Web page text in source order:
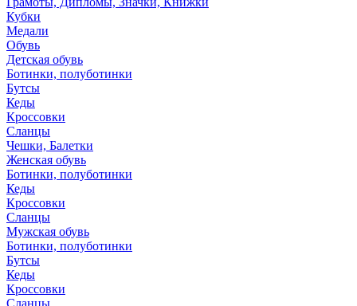
Кубки
Медали
Обувь
Детская обувь
Ботинки, полуботинки
Бутсы
Кеды
Кроссовки
Сланцы
Чешки, Балетки
Женская обувь
Ботинки, полуботинки
Кеды
Кроссовки
Сланцы
Мужская обувь
Ботинки, полуботинки
Бутсы
Кеды
Кроссовки
Сланцы